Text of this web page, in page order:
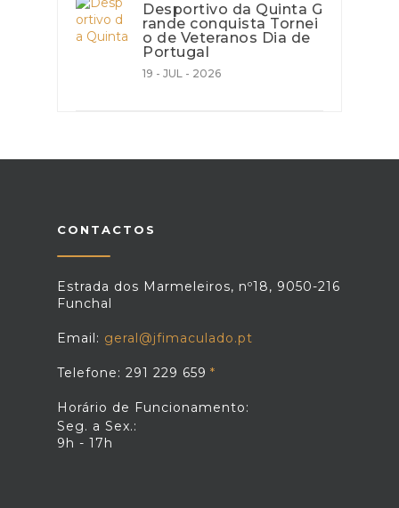
Desportivo da Quinta G
rande conquista Tornei
o de Veteranos Dia de
Portugal
19 - JUL - 2026
CONTACTOS
Estrada dos Marmeleiros, nº18, 9050-216
Funchal
Email: geral@jfimaculado.pt
Telefone: 291 229 659
Horário de Funcionamento:
Seg. a Sex.:
9h - 17h